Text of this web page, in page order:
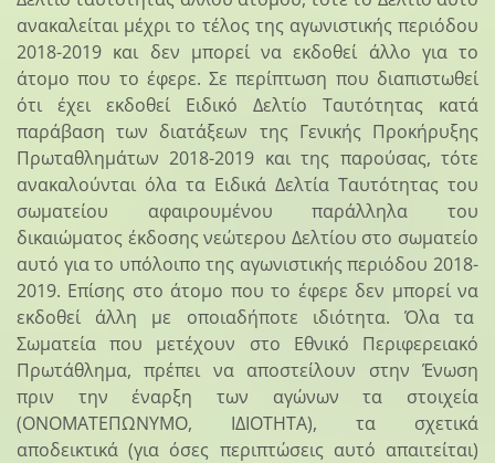
ανακαλείται μέχρι το τέλος της αγωνιστικής περιόδου
2018-2019 και δεν μπορεί να εκδοθεί άλλο για το
άτομο που το έφερε. Σε περίπτωση που διαπιστωθεί
ότι έχει εκδοθεί Ειδικό Δελτίο Ταυτότητας κατά
παράβαση των διατάξεων της Γενικής Προκήρυξης
Πρωταθλημάτων 2018-2019 και της παρούσας, τότε
ανακαλούνται όλα τα Ειδικά Δελτία Ταυτότητας του
σωματείου αφαιρουμένου παράλληλα του
δικαιώματος έκδοσης νεώτερου Δελτίου στο σωματείο
αυτό για το υπόλοιπο της αγωνιστικής περιόδου 2018-
2019. Επίσης στο άτομο που το έφερε δεν μπορεί να
εκδοθεί άλλη με οποιαδήποτε ιδιότητα. Όλα τα
Σωματεία που μετέχουν στο Εθνικό Περιφερειακό
Πρωτάθλημα, πρέπει να αποστείλουν στην Ένωση
πριν την έναρξη των αγώνων τα στοιχεία
(ΟΝΟΜΑΤΕΠΩΝΥΜΟ, ΙΔΙΟΤΗΤΑ), τα σχετικά
αποδεικτικά (για όσες περιπτώσεις αυτό απαιτείται)